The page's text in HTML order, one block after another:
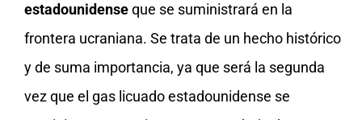
estadounidenseque se suministrará en la
frontera ucraniana. Se trata de un hecho histórico
y de suma importancia, ya que será la segunda
vez que el gas licuado estadounidense se